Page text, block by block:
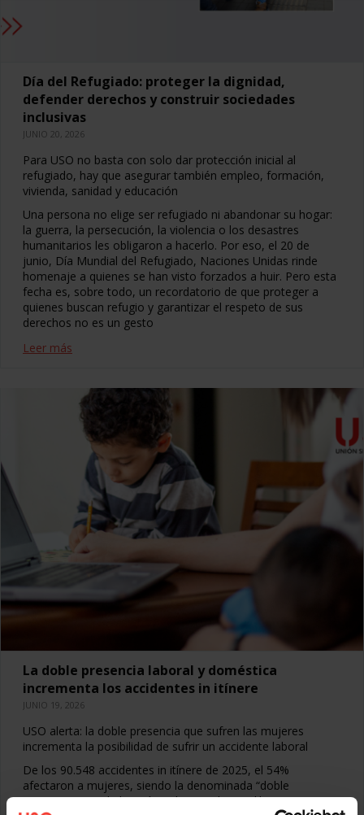
Día del Refugiado: proteger la dignidad,
defender derechos y construir sociedades
inclusivas
JUNIO 20, 2026
Para USO no basta con solo dar protección inicial al
refugiado, hay que asegurar también empleo, formación,
vivienda, sanidad y educación
Una persona no elige ser refugiado ni abandonar su hogar:
la guerra, la persecución, la violencia o los desastres
humanitarios les obligaron a hacerlo. Por eso, el 20 de
junio, Día Mundial del Refugiado, Naciones Unidas rinde
homenaje a quienes se han visto forzados a huir. Pero esta
fecha es, sobre todo, un recordatorio de que proteger a
quienes buscan refugio y garantizar el respeto de sus
derechos no es un gesto
Leer más
La doble presencia laboral y doméstica
incrementa los accidentes in itínere
JUNIO 19, 2026
USO alerta: la doble presencia que sufren las mujeres
incrementa la posibilidad de sufrir un accidente laboral
De los 90.548 accidentes in itínere de 2025, el 54%
afectaron a mujeres, siendo la denominada “doble
presencia” una de las raíces de este desequilibrio. Esta